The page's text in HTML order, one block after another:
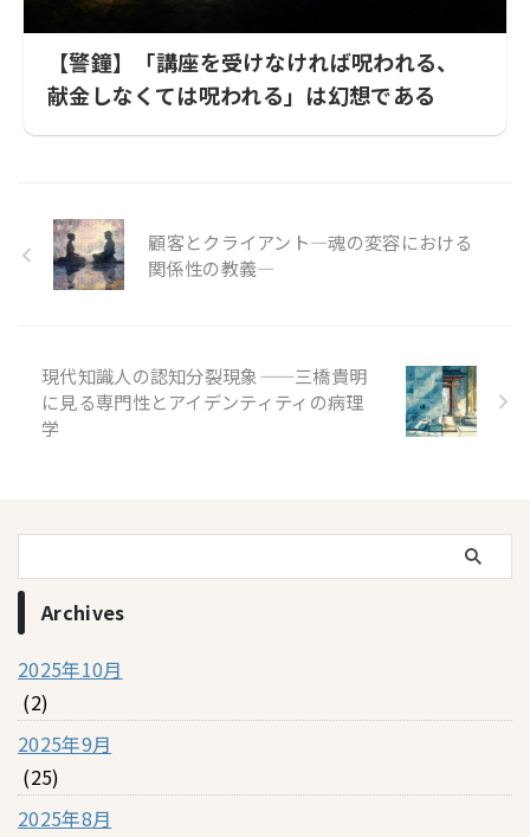
【警鐘】「講座を受けなければ呪われる、
献金しなくては呪われる」は幻想である
顧客とクライアント—魂の変容における
関係性の教義—
現代知識人の認知分裂現象——三橋貴明
に見る専門性とアイデンティティの病理
学
Archives
2025年10月
(2)
2025年9月
(25)
2025年8月